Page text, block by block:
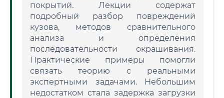
покрытий. Лекции содержат
подробный разбор повреждений
кузова, методов сравнительного
анализа и определения
последовательности окрашивания.
Практические примеры помогли
связать теорию с реальными
экспертными задачами. Небольшим
недостатком стала задержка загрузки